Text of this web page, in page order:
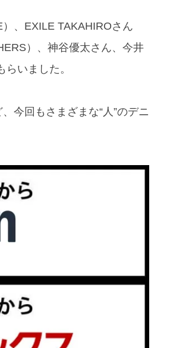
、EXILE TAKAHIROさん
）、神谷優太さん、今井
いました。
今回もさまざまな“人”のデニ